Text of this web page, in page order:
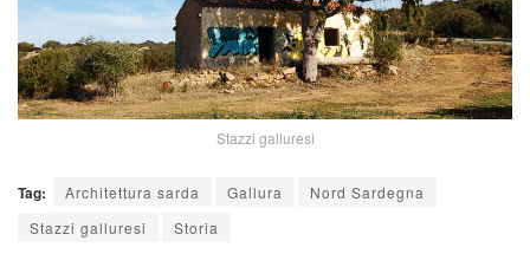
Stazzi galluresi
Tag: Architettura sarda Gallura
Nord Sardegna
Stazzi galluresi
Storia